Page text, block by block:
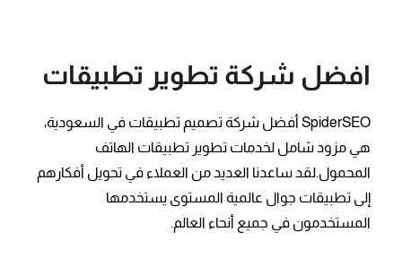
افضل شركة تطوير تطبيقات
SpiderSEO أفضل شركة تصميم تطبيقات في السعودية،
هي مزود شامل لخدمات تطوير تطبيقات الهاتف
المحمول.لقد ساعدنا العديد من العملاء في تحويل أفكارهم
إلى تطبيقات جوال عالمية المستوى يستخدمها
المستخدمون في جميع أنحاء العالم.